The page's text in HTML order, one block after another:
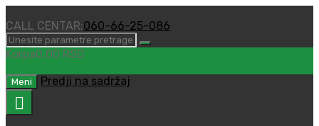
CALL CENTAR:060-66-25-086
Korpa0,00 RSD
Meni Predji na sadržaj